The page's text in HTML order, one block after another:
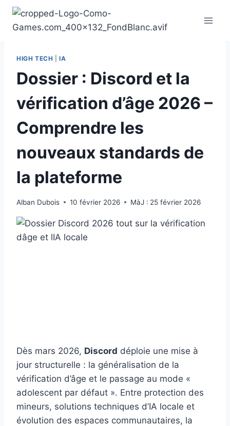
Aller
contenu
HIGH TECH |IA
Dossier : Discord et la
vérification d’âge 2026 –
Comprendre les
nouveaux standards de
la plateforme
Alban Dubois 10 février 2026 MàJ : 25 février 2026
Dès mars 2026, Discord déploie une mise à
jour structurelle : la généralisation de la
vérification d’âge et le passage au mode «
adolescent par défaut ». Entre protection des
mineurs, solutions techniques d’IA locale et
évolution des espaces communautaires, la